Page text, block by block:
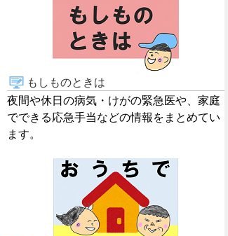
もしものときは
夜間や休日の病気・けがの緊急医や、家庭
でできる応急手当などの情報をまとめてい
ます。